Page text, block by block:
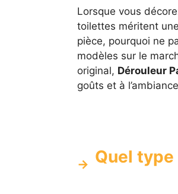
Lorsque vous
toilettes méritent
pièce, pourquoi ne
modèles sur le
original, Dérouleur
goûts et à
Quel